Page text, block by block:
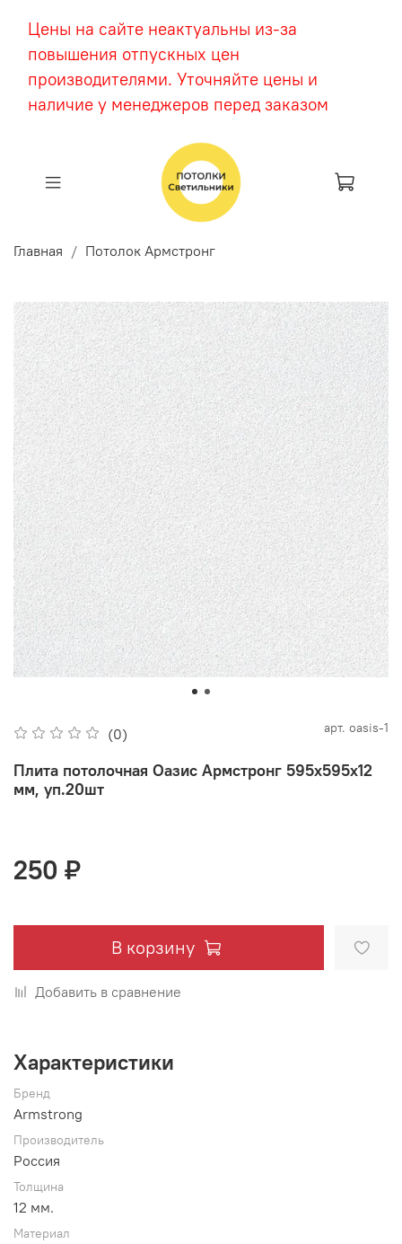
Цены на сайте неактуальны из-за
повышения отпускных цен
производителями. Уточняйте цены и
наличие у менеджеров перед заказом
Главная Потолок Армстронг
(0) арт. oasis-1
Плита потолочная Оазис Армстронг 595х595х12
мм, уп.20шт
250 ₽
В корзину
Добавить в сравнение
Характеристики
Бренд
Armstrong
Производитель
Россия
Толщина
12 мм.
Материал